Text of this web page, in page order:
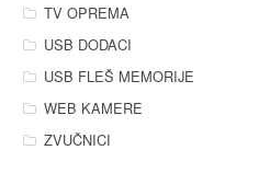
TV OPREMA
USB DODACI
USB FLEŠ MEMORIJE
WEB KAMERE
ZVUČNICI